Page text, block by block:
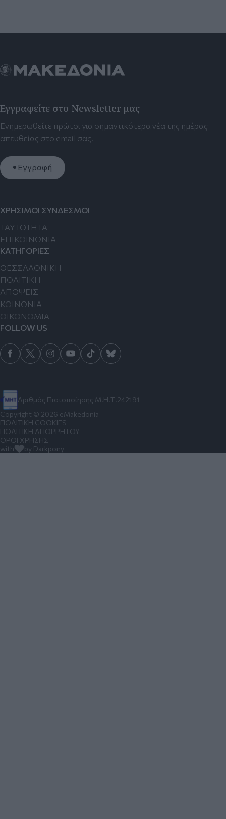
Εγγραφείτε στο Newsletter μας
Ενημερωθείτε πρώτοι για σημαντικότερα νέα της ημέρας
απευθείας στο email σας.
Εγγραφή
Αριθμός Πιστοποίησης Μ.Η.Τ.242191
ΧΡΗΣΙΜΟΙ ΣΥΝΔΕΣΜΟΙ
TAYTOTHTA
ΕΠΙΚΟΙΝΩΝΙΑ
ΚΑΤΗΓΟΡΙΕΣ
ΘΕΣΣΑΛΟΝΙΚΗ
ΠΟΛΙΤΙΚΗ
ΑΠΟΨΕΙΣ
ΚΟΙΝΩΝΙΑ
ΟΙΚΟΝΟΜΙΑ
FOLLOW US
Copyright © 2026 eMakedonia
ΠΟΛΙΤΙΚΗ COOKIES
ΠΟΛΙΤΙΚΗ ΑΠΟΡΡΗΤΟΥ
ΟΡΟΙ ΧΡΗΣΗΣ
with
by Darkpony